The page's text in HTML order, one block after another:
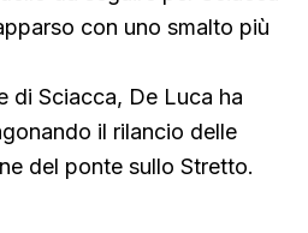
con uno smalto più
di Sciacca, De Luca ha
il rilancio delle
del ponte sullo Stretto.